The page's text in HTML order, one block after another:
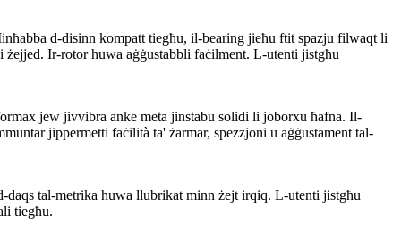
d-disinn kompatt tiegħu, il-bearing jieħu ftit spazju filwaqt li
Ir-rotor huwa aġġustabbli faċilment. L-utenti jistgħu
jew jivvibra anke meta jinstabu solidi li joborxu ħafna. Il-
jippermetti faċilità ta' żarmar, spezzjoni u aġġustament tal-
tal-metrika huwa llubrikat minn żejt irqiq. L-utenti jistgħu
tiegħu.